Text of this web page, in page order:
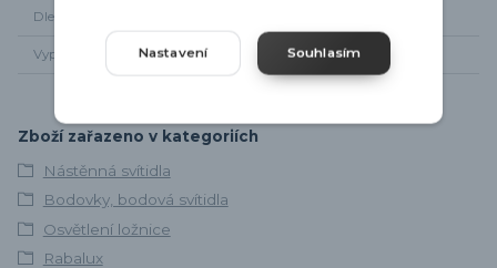
Dle zapojení
Vypínač Ano
Zboží zařazeno v kategoriích
Nástěnná svítidla
Bodovky, bodová svítidla
Osvětlení ložnice
Rabalux
Nastavení Souhlasím